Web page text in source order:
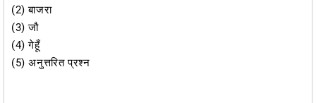
(2) बाजरा
(3) जौ
(4) गेहूँ
(5) अनुत्तरित प्रश्न